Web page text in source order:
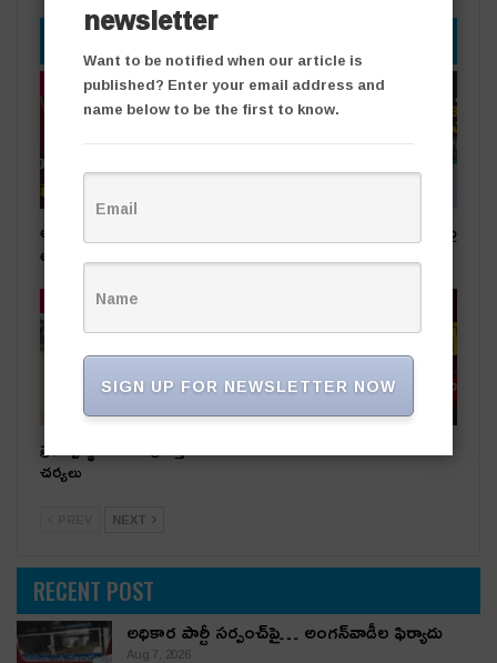
YOU MIGHT ALSO LIKE
తాజా వార్తలు
అధికార పార్టీ స‌ర్పంచ్‌పై…
అంగ‌న్‌వాడీల ఫిర్యాదు
తాజా వార్తలు
సీసీ రోడ్ల వివాదం.. స‌ర్పంచ్ భ‌ర్త‌పై
దాడి
తాజా వార్తలు
ప్రభుత్వ స్థలాలను ఆక్రమిస్తే కఠిన
చర్యలు
రాజకీయ దివాళాకోరుతనం
NEXT
RECENT POST
అధికార పార్టీ స‌ర్పంచ్‌పై… అంగ‌న్‌వాడీల ఫిర్యాదు
Aug 7, 2026
newsletter
Want to be notified when our article is
published? Enter your email address and
name below to be the first to know.
SIGN UP FOR NEWSLETTER NOW